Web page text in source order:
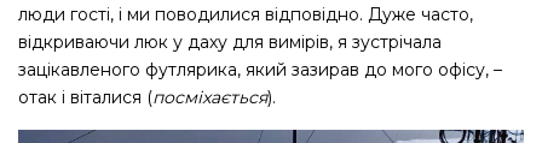
люди гості, і ми поводилися відповідно. Дуже часто,
відкриваючи люк у даху для вимірів, я зустрічала
зацікавленого футлярика, який зазирав до мого офісу, –
отак і віталися (посміхається).